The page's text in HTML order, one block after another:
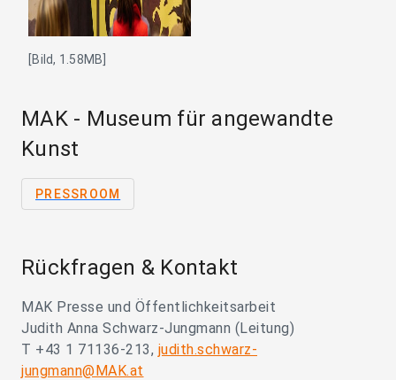
[Bild, 1.58MB]
MAK - Museum für angewandte
Kunst
PRESSROOM
Rückfragen & Kontakt
MAK Presse und Öffentlichkeitsarbeit
Judith Anna Schwarz-Jungmann (Leitung)
T +43 1 71136-213, judith.schwarz-
jungmann@MAK.at